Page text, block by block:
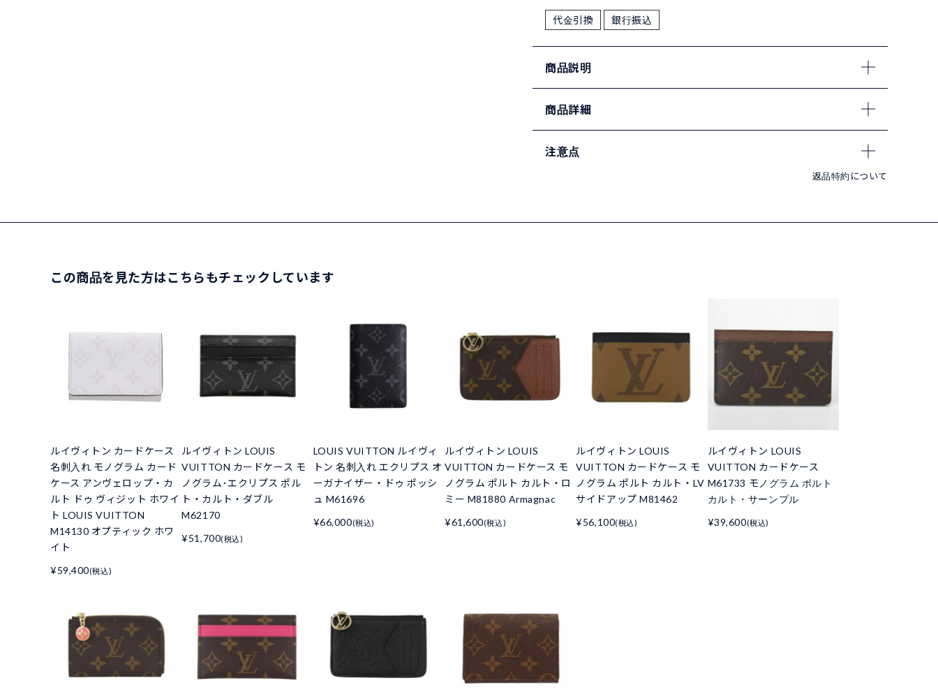
代金引換 銀行振込
商品説明
商品詳細
注意点
返品特約について
この商品を見た方はこちらもチェックしています
ルイヴィトン カードケース
名刺入れ モノグラム カード
ケース アンヴェロップ・カ
ルト ドゥ ヴィジット ホワイ
ト LOUIS VUITTON
M14130 オプティック ホワ
イト
¥59,400(税込)
ルイヴィトン LOUIS
VUITTON カードケース モ
ノグラム･エクリプス ポル
ト・カルト・ダブル
M62170
¥51,700(税込)
LOUIS VUITTON ルイヴィ
トン 名刺入れ エクリプス オ
ーガナイザー・ドゥ ポッシ
ュ M61696
¥66,000(税込)
ルイヴィトン LOUIS
VUITTON カードケース モ
ノグラム ポルト カルト・ロ
ミー M81880 Armagnac
¥61,600(税込)
ルイヴィトン LOUIS
VUITTON カードケース モ
ノグラム ポルト カルト・LV
サイドアップ M81462
¥56,100(税込)
ルイヴィトン LOUIS
VUITTON カードケース
M61733 モノグラム ポルト
カルト・サーンプル
¥39,600(税込)